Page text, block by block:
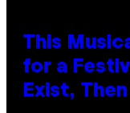
This
for a
Exist,